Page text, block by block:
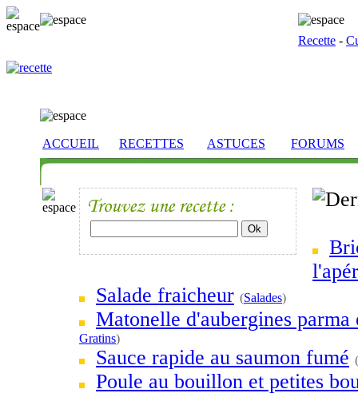
Recette -
ACCUEIL RECETTES ASTUCES FORUMS
Salade fraicheur (Salades)
Matonelle d'aubergines
Gratins)
Sauce rapide au saumon fumé (
Poule au bouillon et petites